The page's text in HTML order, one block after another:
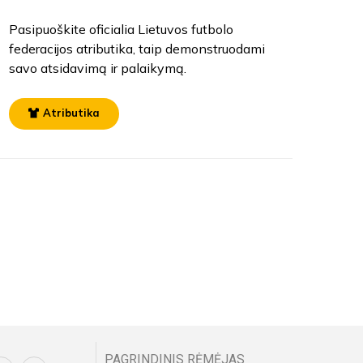
Pasipuoškite oficialia Lietuvos futbolo
federacijos atributika, taip demonstruodami
savo atsidavimą ir palaikymą.
Atributika
PAGRINDINIS RĖMĖJAS